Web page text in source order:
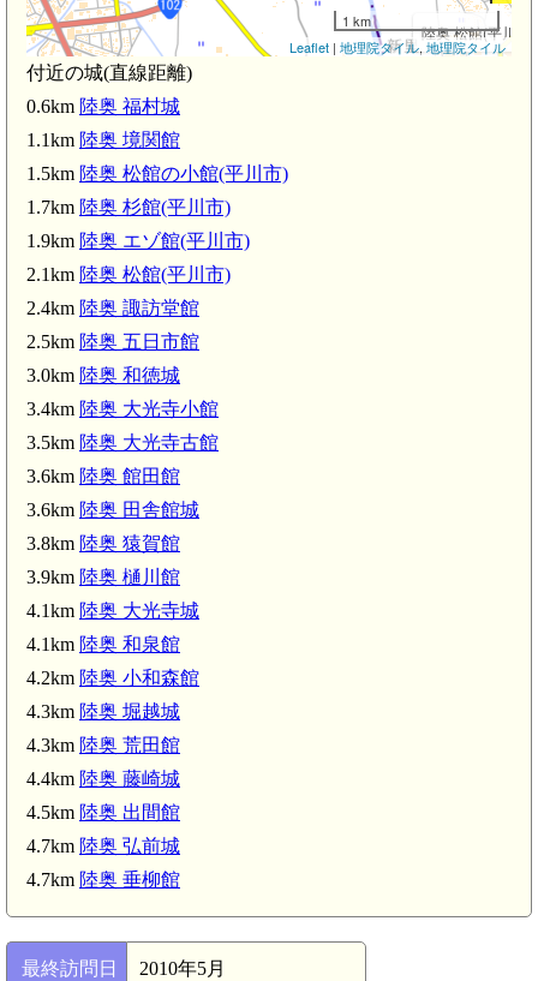
公園前駅(2.8km)
陸奥 松館(平川市
1 km
Leaflet | 地理院タイル, 地理院タイル
付近の城(直線距離)
0.6km 陸奥 福村城
1.1km 陸奥 境関館
1.5km 陸奥 松館の小館(平川市)
1.7km 陸奥 杉館(平川市)
1.9km 陸奥 エゾ館(平川市)
2.1km 陸奥 松館(平川市)
2.4km 陸奥 諏訪堂館
2.5km 陸奥 五日市館
3.0km 陸奥 和徳城
3.4km 陸奥 大光寺小館
3.5km 陸奥 大光寺古館
3.6km 陸奥 館田館
3.6km 陸奥 田舎館城
3.8km 陸奥 猿賀館
3.9km 陸奥 樋川館
4.1km 陸奥 大光寺城
4.1km 陸奥 和泉館
4.2km 陸奥 小和森館
4.3km 陸奥 堀越城
4.3km 陸奥 荒田館
4.4km 陸奥 藤崎城
4.5km 陸奥 出間館
4.7km 陸奥 弘前城
4.7km 陸奥 垂柳館
最終訪問日 2010年5月